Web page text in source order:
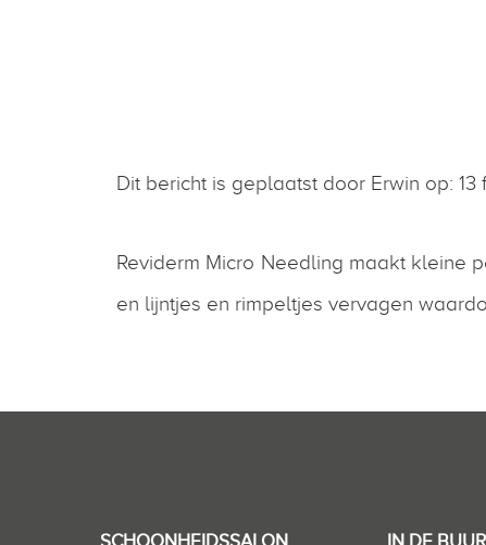
Dit bericht is geplaatst door Erwin op: 13
Reviderm Micro Needling maakt kleine
en lijntjes en rimpeltjes vervagen